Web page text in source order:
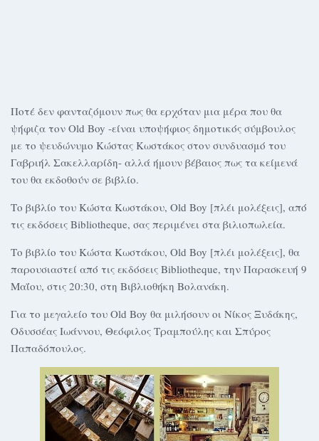
Ποτέ δεν φανταζόμουν πως θα ερχόταν μια μέρα που θα
ψήφιζα τον Old Boy -είναι υποψήφιος δημοτικός σύμβουλος
με το ψευδώνυμο Κώστας Κωστάκος στον συνδυασμό του
Γαβριήλ Σακελλαρίδη- αλλά ήμουν βέβαιος πως τα κείμενά
του θα εκδοθούν σε βιβλίο.
Το βιβλίο του Κώστα Κωστάκου, Old Boy [πλέι μολέξεις], από
τις εκδόσεις Bibliotheque, σας περιμένει στα βιλιοπωλεία.
Το βιβλίο του Κώστα Κωστάκου, Old Boy [πλέι μολέξεις], θα
παρουσιαστεί από τις εκδόσεις Bibliotheque, την Παρασκευή 9
Μαΐου, στις 20:30, στη Βιβλιοθήκη Βολανάκη.
Για το μεγαλείο του Old Boy θα μιλήσουν οι Νίκος Ξυδάκης,
Οδυσσέας Ιωάννου, Θεόφιλος Τραμπούλης και Σπύρος
Παπαδόπουλος.